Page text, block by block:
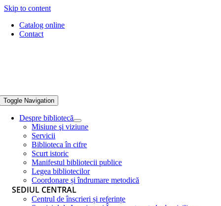
Skip to content
Catalog online
Contact
Toggle Navigation
Despre bibliotecă
Misiune şi viziune
Servicii
Biblioteca în cifre
Scurt istoric
Manifestul bibliotecii publice
Legea bibliotecilor
Coordonare și îndrumare metodică
SEDIUL CENTRAL
Centrul de înscrieri și referințe